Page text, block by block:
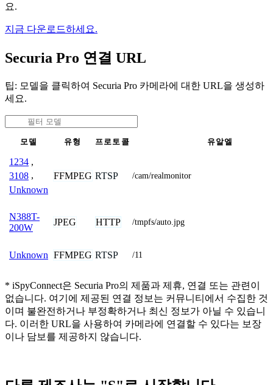
요.
지금 다운로드하세요.
Securia Pro 연결 URL
팁: 모델을 클릭하여 Securia Pro 카메라에 대한 URL을 생성하
세요.
모델 유형 프로토콜 유알엘
1234 ,
3108 ,
Unknown
FFMPEG RTSP /cam/realmonitor
N388T-
200W
JPEG HTTP /tmpfs/auto.jpg
Unknown FFMPEG RTSP /11
* iSpyConnect은 Securia Pro의 제품과 제휴, 연결 또는 관련이
없습니다. 여기에 제공된 연결 정보는 커뮤니티에서 수집한 것
이며 불완전하거나 부정확하거나 최신 정보가 아닐 수 있습니
다. 이러한 URL을 사용하여 카메라에 연결할 수 있다는 보장
이나 담보를 제공하지 않습니다.